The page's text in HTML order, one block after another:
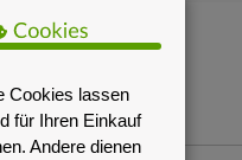
Cookies lassen
für Ihren Einkauf
Andere dienen